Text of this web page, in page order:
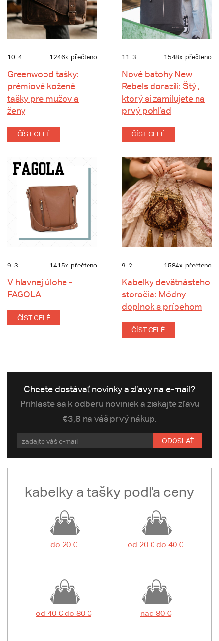
10. 4. 1246x přečteno
Greenwood tašky:
prémiové kožené
tašky pre mužov a
ženy
ČÍST CELÉ
11. 3. 1548x přečteno
Nové batohy New
Rebels dorazili: Štýl,
ktorý si zamilujete na
prvý pohľad
ČÍST CELÉ
9. 3. 1415x přečteno
V hlavnej úlohe -
FAGOLA
ČÍST CELÉ
9. 2. 1584x přečteno
Kabelky devätnásteho
storočia: Módny
doplnok s príbehom
ČÍST CELÉ
Chcete dostávať novinky a zľavy na e-mail?
Prihláste sa k odberu noviniek a získajte zľavu
€3,8 na váš prvý nákup.
ODOSLAŤ
kabelky a tašky podľa ceny
do 20 € od 20 € do 40 €
od 40 € do 80 € nad 80 €